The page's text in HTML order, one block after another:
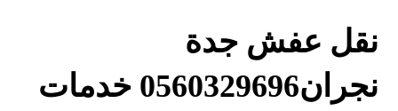
نقل عفش جدة
نجران0560329696 خدمات